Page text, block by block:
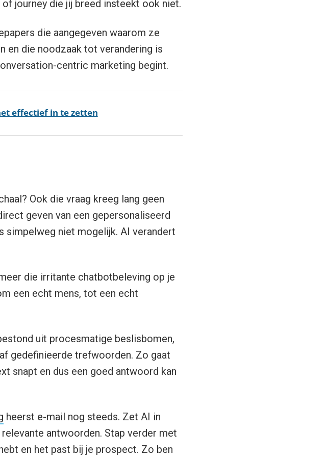
journey die jij breed insteekt ook niet.
die aangegeven waarom ze
en die noodzaak tot verandering is
centric marketing begint.
effectief in te zetten
Ook die vraag kreeg lang geen
geven van een gepersonaliseerd
simpelweg niet mogelijk. AI verandert
die irritante chatbotbeleving op je
een echt mens, tot een echt
uit procesmatige beslisbomen,
gedefinieerde trefwoorden. Zo gaat
snapt en dus een goed antwoord kan
heerst e-mail nog steeds. Zet AI in
antwoorden. Stap verder met
en het past bij je prospect. Zo ben